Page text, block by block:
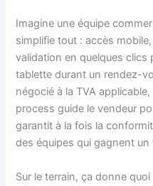
Imagine une équipe
simplifie tout : accès
validation en quelques
tablette durant un rendez-
négocié à la TVA
process guide le vendeur
garantit à la fois la
des équipes qui gagnent un
Sur le terrain, ça donne